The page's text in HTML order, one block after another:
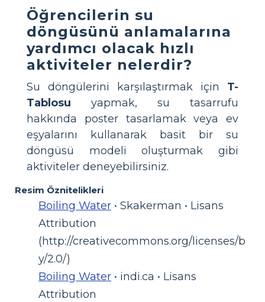
Öğrencilerin su
döngüsünü anlamalarına
yardımcı olacak hızlı
aktiviteler nelerdir?
Su döngülerini karşılaştırmak için T-
Tablosu yapmak, su tasarrufu
hakkında poster tasarlamak veya ev
eşyalarını kullanarak basit bir su
döngüsü modeli oluşturmak gibi
aktiviteler deneyebilirsiniz.
Resim Öznitelikleri
Boiling Water • Skakerman • Lisans
Attribution
(http://creativecommons.org/licenses/b
y/2.0/)
Boiling Water • indi.ca • Lisans
Attribution